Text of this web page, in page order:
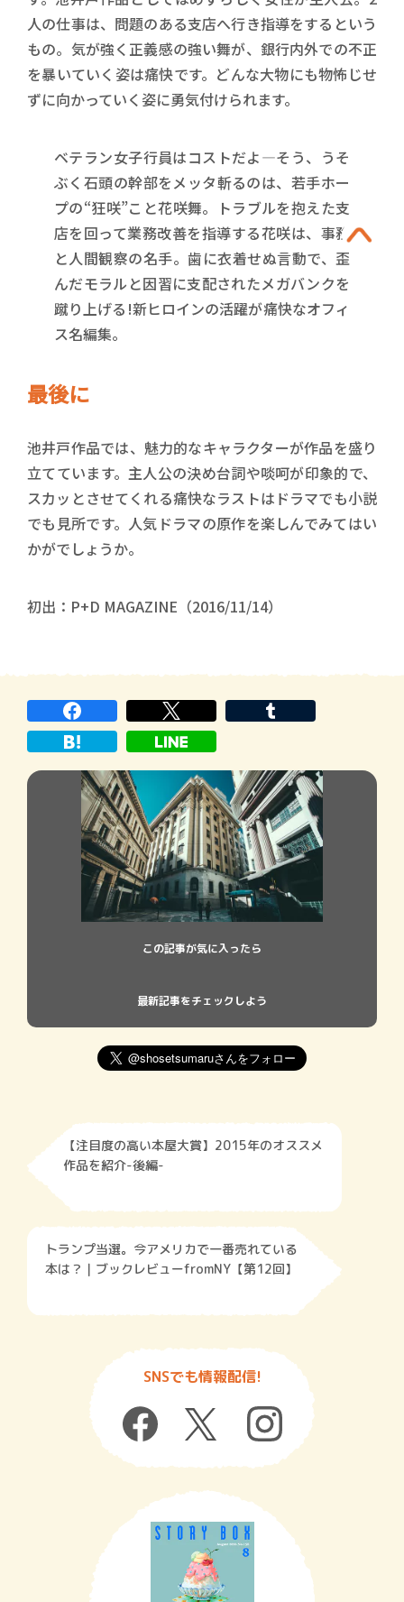
人の仕事は、問題のある支店へ行き指導をするという
もの。気が強く正義感の強い舞が、銀行内外での不正
を暴いていく姿は痛快です。どんな大物にも物怖じせ
ずに向かっていく姿に勇気付けられます。
ベテラン女子行員はコストだよ―そう、うそ
ぶく石頭の幹部をメッタ斬るのは、若手ホー
プの“狂咲”こと花咲舞。トラブルを抱えた支
店を回って業務改善を指導する花咲は、事務
と人間観察の名手。歯に衣着せぬ言動で、歪
んだモラルと因習に支配されたメガバンクを
蹴り上げる!新ヒロインの活躍が痛快なオフィ
ス名編集。
最後に
池井戸作品では、魅力的なキャラクターが作品を盛り
立てています。主人公の決め台詞や啖呵が印象的で、
スカッとさせてくれる痛快なラストはドラマでも小説
でも見所です。人気ドラマの原作を楽しんでみてはい
かがでしょうか。
初出：P+D MAGAZINE（2016/11/14）
この記事が気に入ったら
最新記事をチェックしよう
【注目度の高い本屋大賞】2015年のオススメ
作品を紹介-後編-
トランプ当選。今アメリカで一番売れている
本は？｜ブックレビューfromNY【第12回】
SNSでも情報配信!